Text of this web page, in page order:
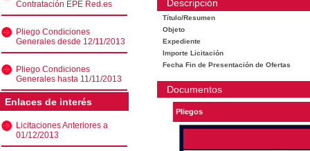
Contratación EPE Red.es
Pliego Condiciones
Generales desde 12/11/2013
Pliego Condiciones
Generales hasta 11/11/2013
Enlaces de interés
Licitaciones Anteriores a
01/12/2013
Descripción
Título/Resumen
Objeto
Expediente
Importe Licitación
Fecha Fin de Presentación de Ofertas
Documentos
Pliegos